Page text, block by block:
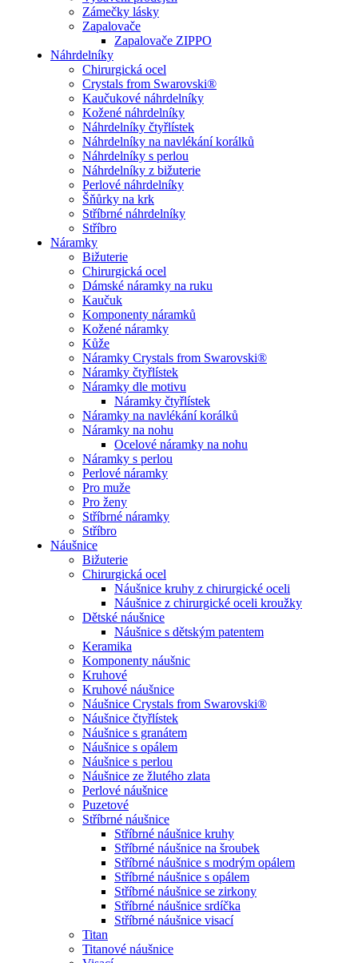
Zámečky lásky
Zapalovače
Zapalovače ZIPPO
Náhrdelníky
Chirurgická ocel
Crystals from Swarovski®
Kaučukové náhrdelníky
Kožené náhrdelníky
Náhrdelníky čtyřlístek
Náhrdelníky na navlékání korálků
Náhrdelníky s perlou
Náhrdelníky z bižuterie
Perlové náhrdelníky
Šňůrky na krk
Stříbrné náhrdelníky
Stříbro
Náramky
Bižuterie
Chirurgická ocel
Dámské náramky na ruku
Kaučuk
Komponenty náramků
Kožené náramky
Kůže
Náramky Crystals from Swarovski®
Náramky čtyřlístek
Náramky dle motivu
Náramky čtyřlístek
Náramky na navlékání korálků
Náramky na nohu
Ocelové náramky na nohu
Náramky s perlou
Perlové náramky
Pro muže
Pro ženy
Stříbrné náramky
Stříbro
Náušnice
Bižuterie
Chirurgická ocel
Náušnice kruhy z chirurgické oceli
Náušnice z chirurgické oceli kroužky
Dětské náušnice
Náušnice s dětským patentem
Keramika
Komponenty náušnic
Kruhové
Kruhové náušnice
Náušnice Crystals from Swarovski®
Náušnice čtyřlístek
Náušnice s granátem
Náušnice s opálem
Náušnice s perlou
Náušnice ze žlutého zlata
Perlové náušnice
Puzetové
Stříbrné náušnice
Stříbrné náušnice kruhy
Stříbrné náušnice na šroubek
Stříbrné náušnice s modrým opálem
Stříbrné náušnice s opálem
Stříbrné náušnice se zirkony
Stříbrné náušnice srdíčka
Stříbrné náušnice visací
Titan
Titanové náušnice